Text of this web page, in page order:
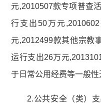
元,2010507款专项普查
行支出50万元
元,2012499款其他宗教
运行支出26万元
于日常公用经费等一般
2.公共安全（类）